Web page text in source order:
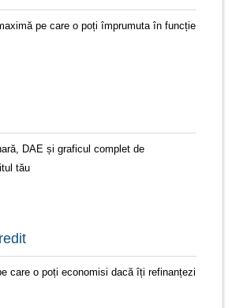
pe care o poți împrumuta în funcție
DAE și graficul complet de
tău
care o poți economisi dacă îți refinanțezi